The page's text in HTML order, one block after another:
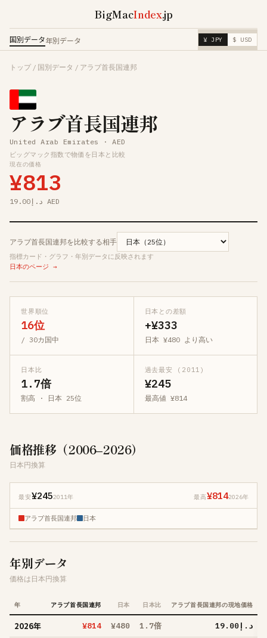
BigMacIndex.jp
国別データ年別データ ¥ JPY $ USD
トップ / 国別データ / アラブ首長国連邦
アラブ首長国連邦
United Arab Emirates · AED
ビッグマック指数で物価を日本と比較
現在の価格
¥813
د.إ19.00 AED
アラブ首長国連邦を比較する相手
指標カード・グラフ・年別データに反映されます
日本のページ →
世界順位
16位
/ 30カ国中
日本との差額
+¥333
日本 ¥480 より高い
日本比
1.7倍
割高 · 日本 25位
過去最安 (2011)
¥245
最高値 ¥814
価格推移（2006–2026）
日本円換算
最安¥2452011年 最高¥8142026年
アラブ首長国連邦 日本
年別データ
価格は日本円換算
年 アラブ首長国連邦 日本 日本比 アラブ首長国連邦の現地価格
2026年 ¥814 ¥480 1.7倍 د.إ19.00